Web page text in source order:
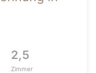
2,5
Zimmer